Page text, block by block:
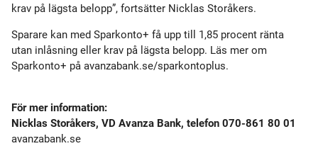
krav på lägsta belopp”, fortsätter Nicklas Storåkers.
Sparare kan med Sparkonto+ få upp till 1,85 procent ränta
utan inlåsning eller krav på lägsta belopp. Läs mer om
Sparkonto+ på avanzabank.se/sparkontoplus.
För mer information:
Nicklas Storåkers, VD Avanza Bank, telefon 070-861 80 01
avanzabank.se